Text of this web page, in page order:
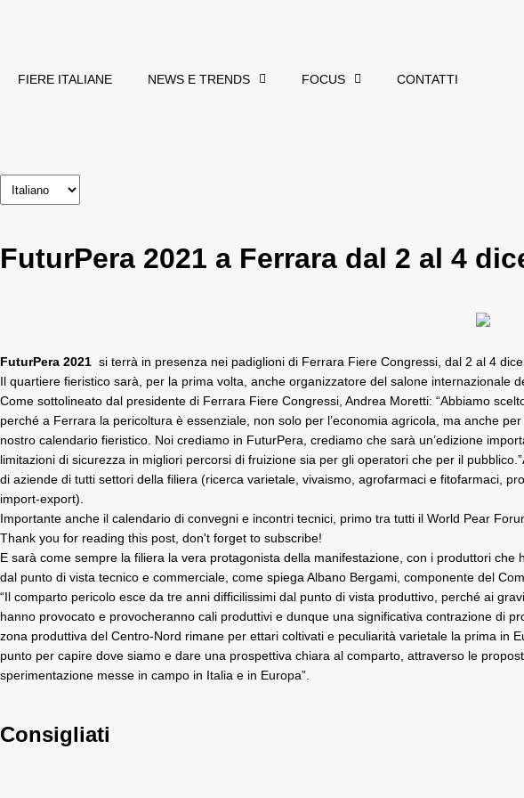
FIERE ITALIANE NEWS E TRENDS FOCUS CONTATTI
FuturPera 2021 a Ferrara dal 2 al 4
FuturPera 2021 si terrà in presenza nei padiglioni di Ferrara Fiere Congressi, dal 2 al 4
Il quartiere fieristico sarà, per la prima volta, anche organizzatore del salone internazionale
Come sottolineato dal presidente di Ferrara Fiere Congressi, Andrea Moretti: “Abbiamo
perché a Ferrara la pericoltura è essenziale, non solo per l’economia agricola, ma anche
nostro calendario fieristico. Noi crediamo in FuturPera, crediamo che sarà un’edizione
limitazioni di sicurezza in migliori percorsi di fruizione sia per gli operatori che per il
di aziende di tutti settori della filiera (ricerca varietale, vivaismo, agrofarmaci e fitofarmaci,
import-export).
Importante anche il calendario di convegni e incontri tecnici, primo tra tutti il World Pear
Thank you for reading this post, don't forget to subscribe!
E sarà come sempre la filiera la vera protagonista della manifestazione, con i produttori
dal punto di vista tecnico e commerciale, come spiega Albano Bergami, componente del
“Il comparto pericolo esce da tre anni difficilissimi dal punto di vista produttivo, perché ai
hanno provocato e provocheranno cali produttivi e dunque una significativa contrazione di
zona produttiva del Centro-Nord rimane per ettari coltivati e peculiarità varietale la prima in
punto per capire dove siamo e dare una prospettiva chiara al comparto, attraverso le
sperimentazione messe in campo in Italia e in Europa”.
Consigliati